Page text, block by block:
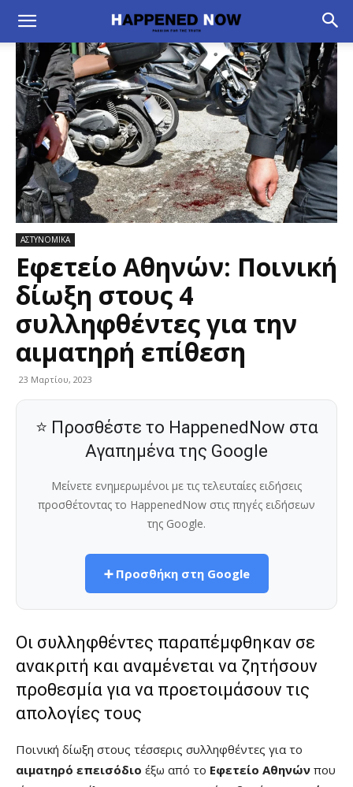
ΑΣΤΥΝΟΜΙΚΑ
Εφετείο Αθηνών: Ποινική
δίωξη στους 4
συλληφθέντες για την
αιματηρή επίθεση
23 Μαρτίου, 2023
⭐ Προσθέστε το HappenedNow στα
Αγαπημένα της Google
Μείνετε ενημερωμένοι με τις τελευταίες ειδήσεις
προσθέτοντας το HappenedNow στις πηγές ειδήσεων
της Google.
➕ Προσθήκη στη Google
Οι συλληφθέντες παραπέμφθηκαν σε
ανακριτή και αναμένεται να ζητήσουν
προθεσμία για να προετοιμάσουν τις
απολογίες τους
Ποινική δίωξη στους τέσσερις συλληφθέντες για το
αιματηρό επεισόδιο έξω από το Εφετείο Αθηνών που